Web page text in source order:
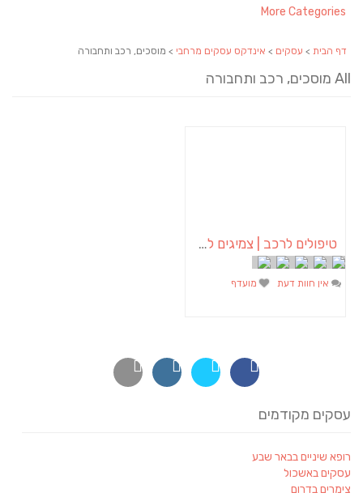
More Categories
דף הבית > עסקים > אינדקס עסקים מרחבי > מוסכים, רכב ותחבורה
All מוסכים, רכב ותחבורה
טיפולים לרכב | צמיגים לרכב | מצברים לרכב – אוטו אאוטלט מרכז שירות לרכב
אין חוות דעת מועדף
עסקים מקודמים
רופא שיניים בבאר שבע
עסקים באשכול
צימרים בדרום